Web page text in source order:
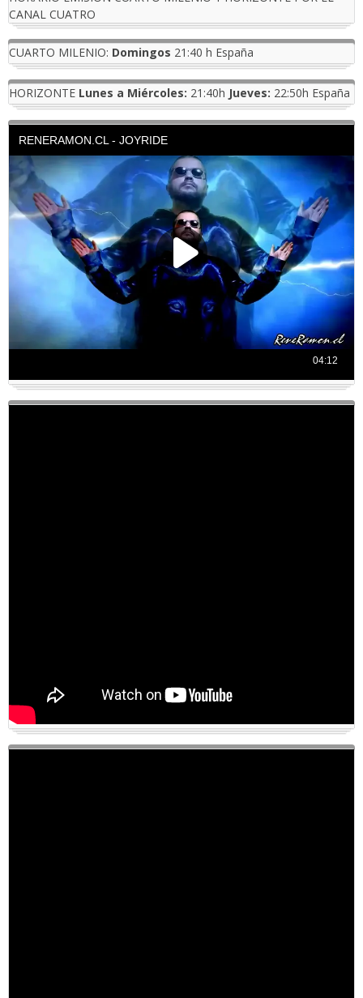
CANAL CUATRO
CUARTO MILENIO: Domingos 21:40 h España
HORIZONTE Lunes a Miércoles: 21:40h Jueves: 22:50h España